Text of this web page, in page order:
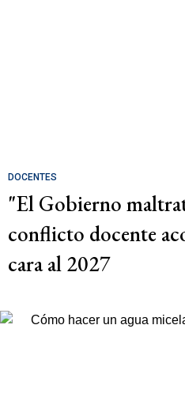
DOCENTES
"El Gobierno
conflicto docente
cara al 2027